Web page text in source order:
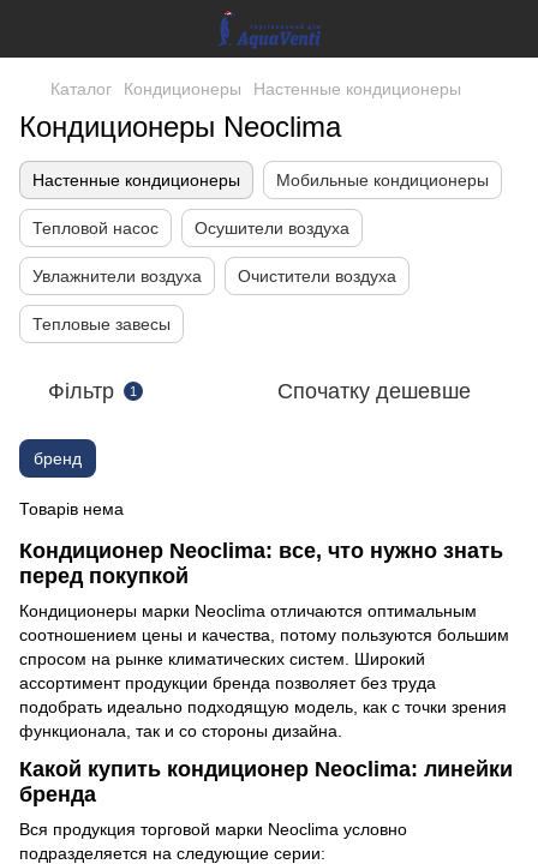
Каталог Кондиционеры Настенные кондиционеры
Кондиционеры Neoclima
Настенные кондиционеры Мобильные кондиционеры
Тепловой насос Осушители воздуха
Увлажнители воздуха Очистители воздуха
Тепловые завесы
Фільтр 1 Спочатку дешевше
бренд
Товарів нема
Кондиционер Neoclima: все, что нужно знать
перед покупкой
Кондиционеры марки Neoclima отличаются оптимальным
соотношением цены и качества, потому пользуются большим
спросом на рынке климатических систем. Широкий
ассортимент продукции бренда позволяет без труда
подобрать идеально подходящую модель, как с точки зрения
функционала, так и со стороны дизайна.
Какой купить кондиционер Neoclima: линейки
бренда
Вся продукция торговой марки Neoclima условно
подразделяется на следующие серии: